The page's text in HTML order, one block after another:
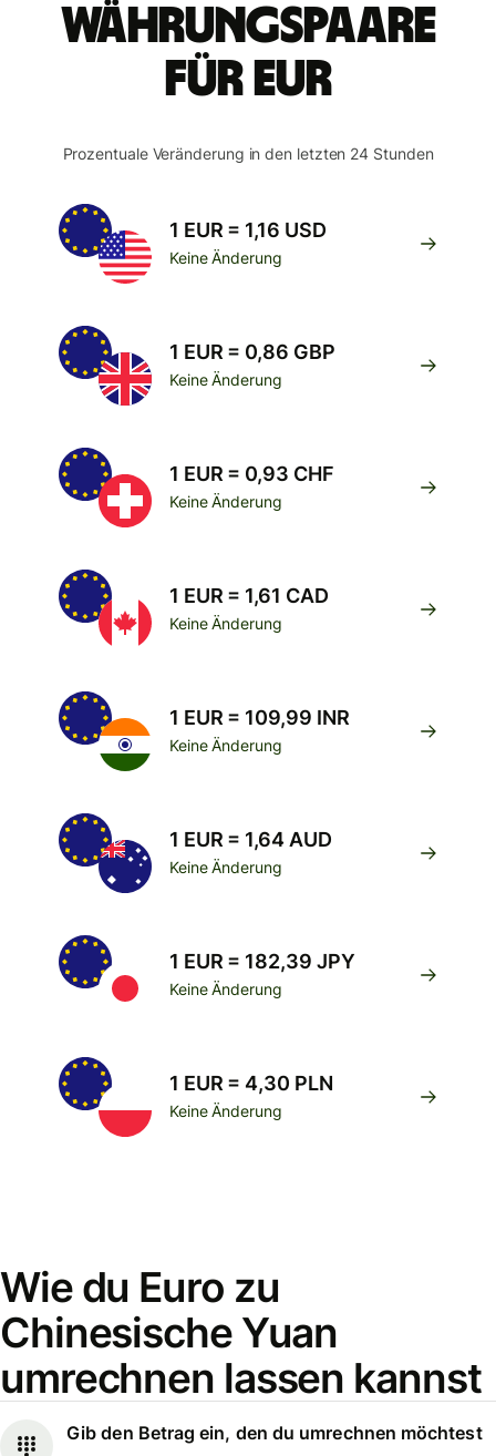
Währungspaare
für EUR
Prozentuale Veränderung in den letzten 24 Stunden
1 EUR = 1,16 USD
Keine Änderung
1 EUR = 0,86 GBP
Keine Änderung
1 EUR = 0,93 CHF
Keine Änderung
1 EUR = 1,61 CAD
Keine Änderung
1 EUR = 109,99 INR
Keine Änderung
1 EUR = 1,64 AUD
Keine Änderung
1 EUR = 182,39 JPY
Keine Änderung
1 EUR = 4,30 PLN
Keine Änderung
Wie du Euro zu
Chinesische Yuan
umrechnen lassen kannst
Gib den Betrag ein, den du umrechnen möchtest